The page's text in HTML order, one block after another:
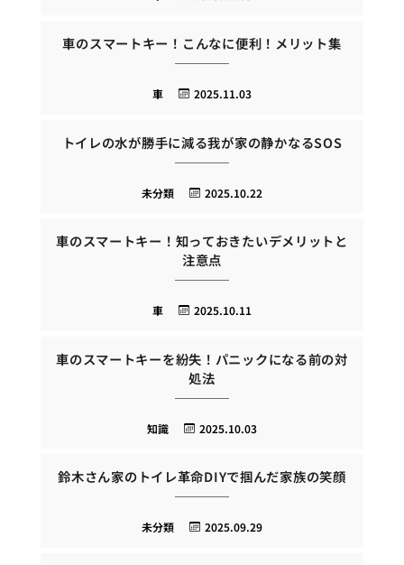
車のスマートキー！こんなに便利！メリット集
2025.11.03
車
トイレの水が勝手に減る我が家の静かなるSOS
2025.10.22
未分類
車のスマートキー！知っておきたいデメリットと
注意点
2025.10.11
車
車のスマートキーを紛失！パニックになる前の対
処法
2025.10.03
知識
鈴木さん家のトイレ革命DIYで掴んだ家族の笑顔
2025.09.29
未分類